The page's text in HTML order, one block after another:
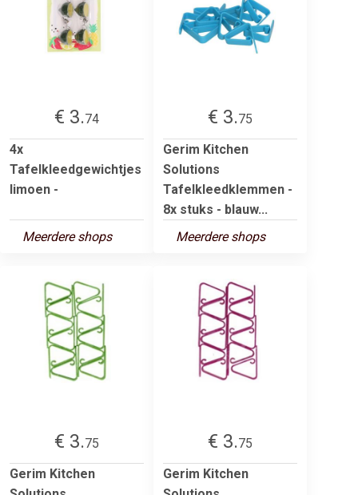
€ 3.74
4x
Tafelkleedgewichtjes
limoen -
Meerdere shops
€ 3.75
Gerim Kitchen
Solutions
Tafelkleedklemmen -
8x stuks - blauw...
Meerdere shops
€ 3.75
Gerim Kitchen
€ 3.75
Gerim Kitchen